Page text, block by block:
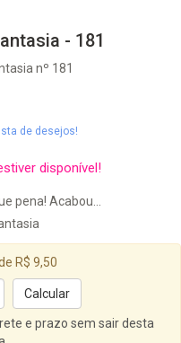
- 181
nº 181
de desejos!
disponível!
pena! Acabou...
R$ 9,50
e prazo sem sair desta